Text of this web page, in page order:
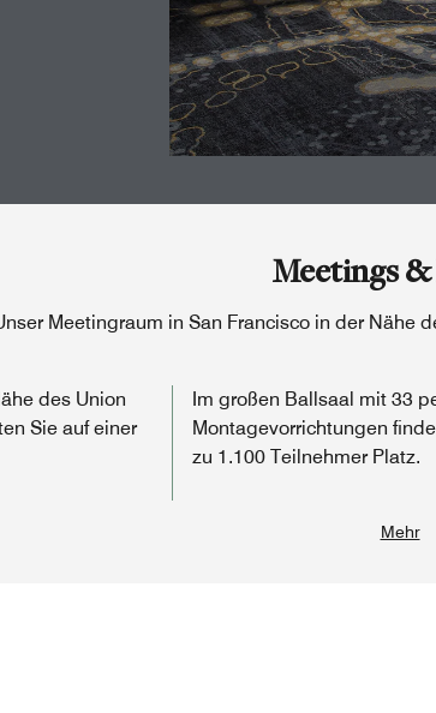
Meetings
Meetingraum in San Francisco in der Nähe
des Union
Sie auf einer
Im großen Ballsaal mit 33
Montagevorrichtungen
zu 1.100 Teilnehmer Platz.
Mehr